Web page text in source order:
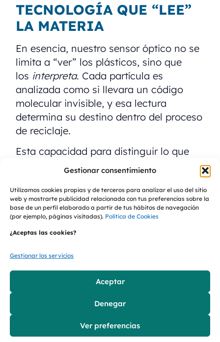
Gestionar consentimiento
Utilizamos cookies propias y de terceros para analizar el uso del sitio
web y mostrarte publicidad relacionada con tus preferencias sobre la
base de un perfil elaborado a partir de tus hábitos de navegación
(por ejemplo, páginas visitadas). Política de Cookies
¿Aceptas las cookies?
Gestionar los servicios
Aceptar
Denegar
Ver preferencias
TECNOLOGÍA QUE “LEE”
LA MATERIA
En esencia, nuestro sensor óptico no se
limita a “ver” los plásticos, sino que
los interpreta. Cada partícula es
analizada como si llevara un código
molecular invisible, y esa lectura
determina su destino dentro del proceso
de reciclaje.
Esta capacidad para distinguir lo que
otros sistemas consideran idéntico nos
pureza, mejorar la trazabilidad del
materialy avanzar hacia una industria
cada día más circular.
código molecular que
Este sistema no solo
mejora la pureza del